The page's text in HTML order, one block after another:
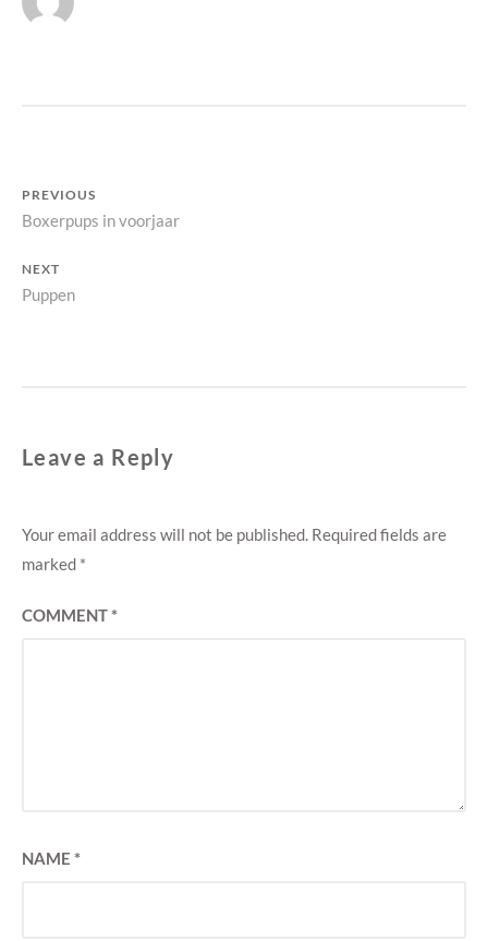
Post
navigation
PREVIOUS
Previous
Boxerpups in voorjaar
NEXT
Next
Puppen
Leave a Reply
Your email address will not be published. Required fields are
marked *
COMMENT*
NAME *